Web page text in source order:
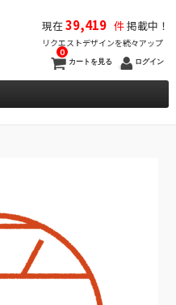
現在39,419 件掲載中！
リクエストデザインを続々アップ
カートを見る
0
ログイン